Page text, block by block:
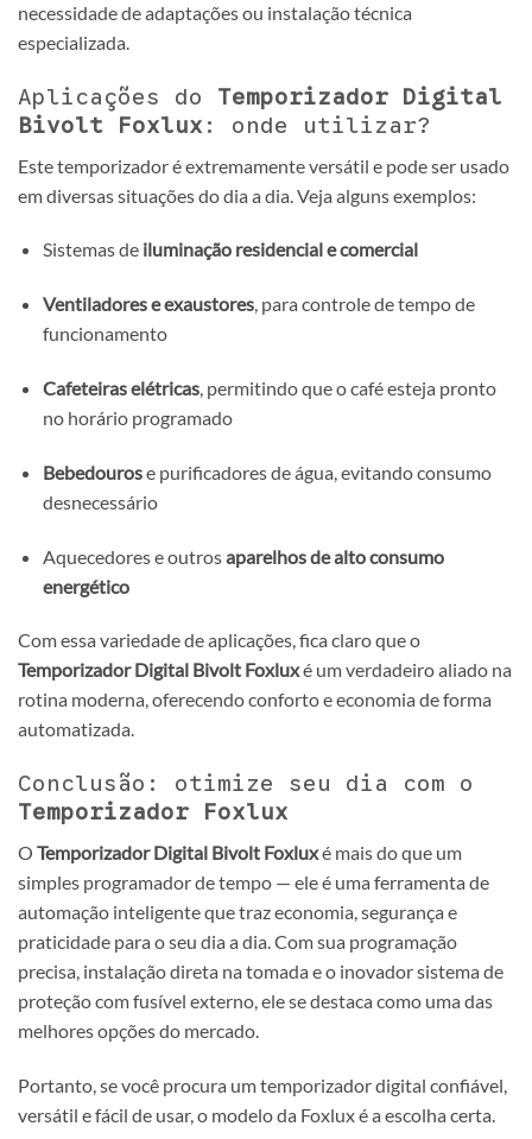
necessidade de adaptações ou instalação técnica
especializada.
Aplicações do Temporizador Digital
Bivolt Foxlux : onde utilizar?
Este temporizador é extremamente versátil e pode ser usado
em diversas situações do dia a dia. Veja alguns exemplos:
Sistemas de iluminação residencial e comercial
Ventiladores e exaustores, para controle de tempo de
funcionamento
Cafeteiras elétricas, permitindo que o café esteja pronto
no horário programado
Bebedourose purificadores de água, evitando consumo
desnecessário
Aquecedores e outrosaparelhos de alto consumo
energético
Com essa variedade de aplicações, fica claro que o
Temporizador Digital Bivolt Foxluxé um verdadeiro aliado na
rotina moderna, oferecendo conforto e economia de forma
automatizada.
Conclusão: otimize seu dia com o
Temporizador Foxlux
O Temporizador Digital Bivolt Foxluxé mais do que um
simples programador de tempo — ele é uma ferramenta de
automação inteligente que traz economia, segurança e
praticidade para o seu dia a dia. Com sua programação
precisa, instalação direta na tomada e o inovador sistema de
proteção com fusível externo, ele se destaca como uma das
melhores opções do mercado.
Portanto, se você procura um temporizador digital confiável,
versátil e fácil de usar, o modelo da Foxlux é a escolha certa.